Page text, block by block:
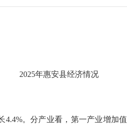
2025年惠安县经济情况
4.4%。分产业看，第一产业增加值